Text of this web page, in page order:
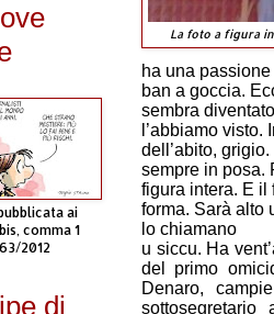
La foto a figura
ha una
ban a goccia.
sembra
l’abbiamo
dell’abito,
sempre in posa.
figura intera. E il
forma. Sarà alto
lo chiamano
u siccu. Ha
del primo
Denaro,
ai
comma 1
2012
di